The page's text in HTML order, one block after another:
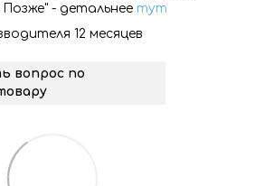
- детальнее тут
12 месяцев
вопрос по